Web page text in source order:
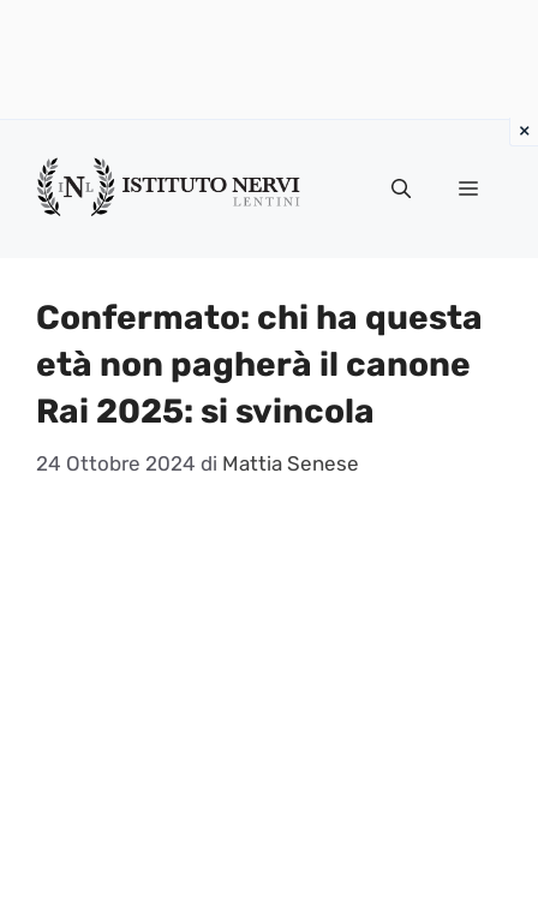
contenuto
Menu
Confermato: chi ha questa
età non pagherà il canone
Rai 2025: si svincola
24 Ottobre 2024 di Mattia Senese